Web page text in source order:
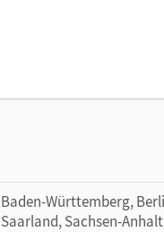
Baden-Württemberg,
Saarland, Sachsen-